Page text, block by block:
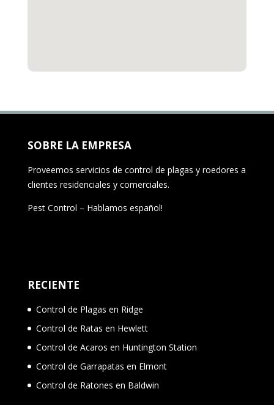
SOBRE LA EMPRESA
Proveemos servicios de control de plagas y roedores a
clientes residenciales y comerciales.
Pest Control – Hablamos español!
RECIENTE
Control de Plagas en Ridge
Control de Ratas en Hewlett
Control de Acaros en Huntington Station
Control de Garrapatas en Elmont
Control de Ratones en Baldwin